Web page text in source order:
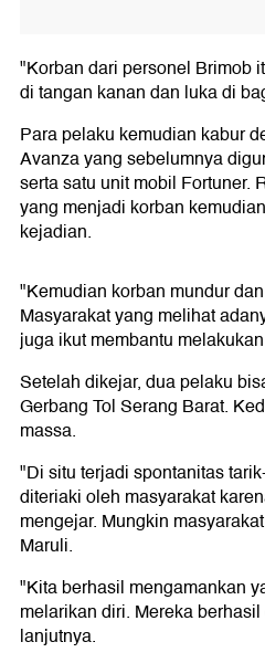
"Korban dari personel Brimob
di tangan kanan dan luka di
Para pelaku kemudian kabur
Avanza yang sebelumnya
serta satu unit mobil Fortuner.
yang menjadi korban
kejadian.
"Kemudian korban mundur
Masyarakat yang melihat
juga ikut membantu
Setelah dikejar, dua pelaku
Gerbang Tol Serang Barat.
massa.
"Di situ terjadi spontanitas
diteriaki oleh masyarakat
mengejar. Mungkin
Maruli.
"Kita berhasil mengamankan
melarikan diri. Mereka
lanjutnya.